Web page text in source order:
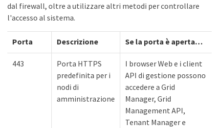
dal firewall, oltre a utilizzare altri metodi per controllare
l'accesso al sistema.
Porta Descrizione Se la porta è aperta…​
443
Porta HTTPS
predefinita per i
nodi di
amministrazione
I browser Web e i client
API di gestione possono
accedere a Grid
Manager, Grid
Management API,
Tenant Manager e